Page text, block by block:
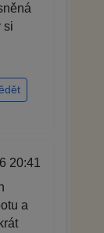
si
20:41
a